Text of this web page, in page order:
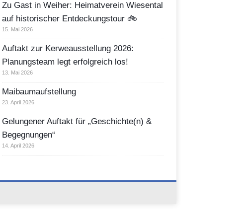
Zu Gast in Weiher: Heimatverein Wiesental
auf historischer Entdeckungstour 🚲
15. Mai 2026
Auftakt zur Kerweausstellung 2026:
Planungsteam legt erfolgreich los!
13. Mai 2026
Maibaumaufstellung
23. April 2026
Gelungener Auftakt für „Geschichte(n) &
Begegnungen“
14. April 2026